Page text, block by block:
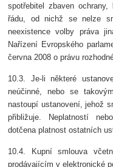
spotřebitel zbaven
řádu, od nichž se nelze
neexistence volby práva
Nařízení Evropského
června 2008 o právu
10.3. Je-li některé
neúčinné, nebo se
nastoupí ustanovení, jehož
přibližuje. Neplatností
dotčena platnost ostatních
10.4. Kupní smlouva
prodávajícím v elektronické